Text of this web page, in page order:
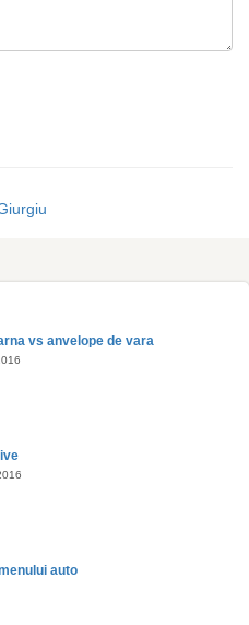
vs anvelope de vara
auto